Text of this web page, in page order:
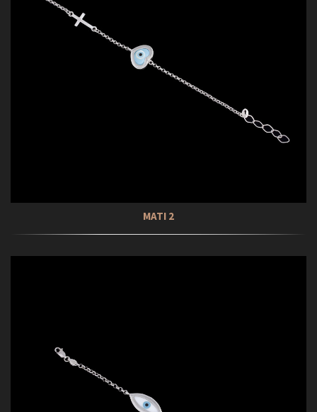
ΜΑΤΙ 2